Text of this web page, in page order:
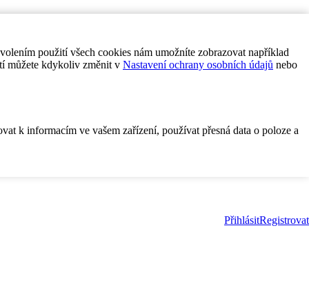
použití všech cookies nám umožníte zobrazovat například
můžete kdykoliv změnit v Nastavení ochrany osobních údajů nebo
k informacím ve vašem zařízení, používat přesná data o poloze a
PřihlásitRegistrovat